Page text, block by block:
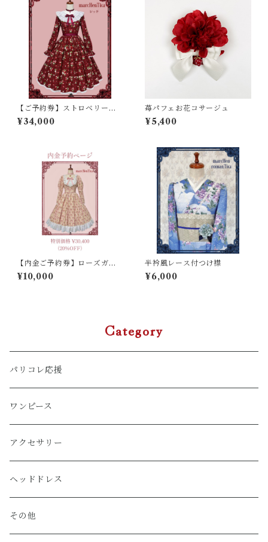
【ご予約券】ストロベリーチ
ェックワンピース
¥34,000
苺パフェお花コサージュ
¥5,400
【内金ご予約券】ローズガー
デンヨークワンピース
¥10,000
半衿風レース付つけ襟
¥6,000
Category
パリコレ応援
ワンピース
アクセサリー
ヘッドドレス
その他